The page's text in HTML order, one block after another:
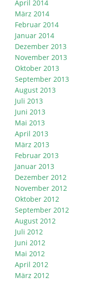
April 2014
März 2014
Februar 2014
Januar 2014
Dezember 2013
November 2013
Oktober 2013
September 2013
August 2013
Juli 2013
Juni 2013
Mai 2013
April 2013
März 2013
Februar 2013
Januar 2013
Dezember 2012
November 2012
Oktober 2012
September 2012
August 2012
Juli 2012
Juni 2012
Mai 2012
April 2012
März 2012